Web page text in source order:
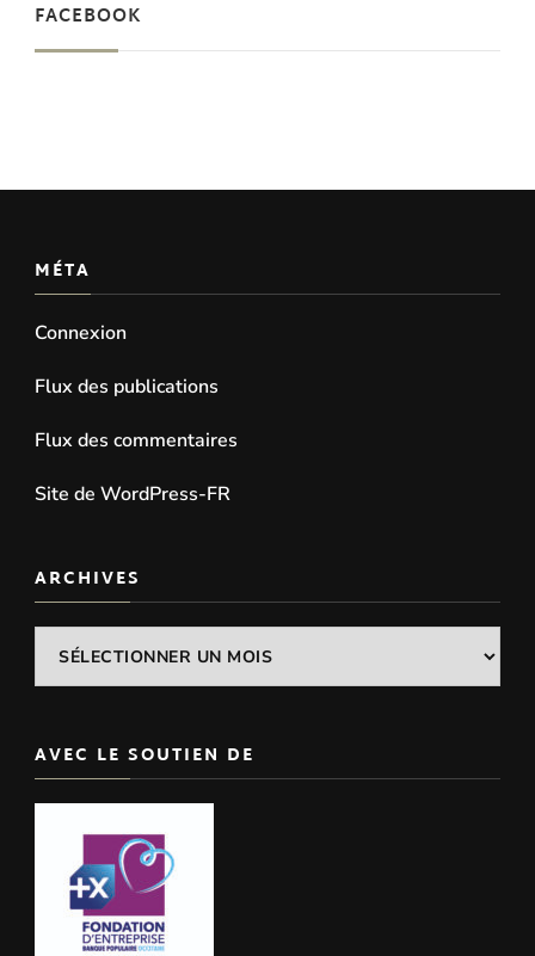
FACEBOOK
MÉTA
Connexion
Flux des publications
Flux des commentaires
Site de WordPress-FR
ARCHIVES
Archives
AVEC LE SOUTIEN DE